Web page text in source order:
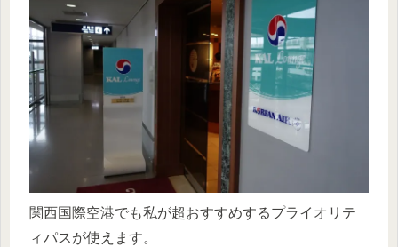
関西国際空港でも私が超おすすめするプライオリテ
ィパスが使えます。